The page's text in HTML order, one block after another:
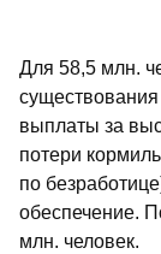
Для 58,5 млн.
выплаты за
потери
по
обеспечение.
млн. человек.